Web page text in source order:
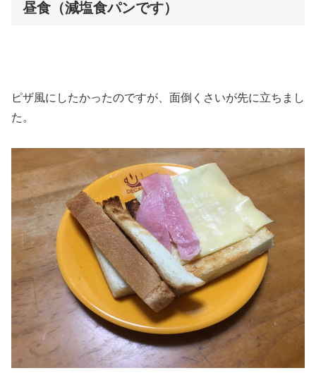
昼食（減塩食パンです）
ピザ風にしたかったのですが、面倒くさいが先に立ちまし
た。